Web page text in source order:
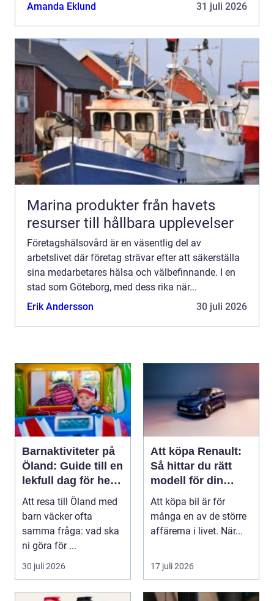
Amanda Eklund
31 juli 2026
Marina produkter från havets
resurser till hållbara upplevelser
Företagshälsovård är en väsentlig del av
arbetslivet där företag strävar efter att säkerställa
sina medarbetares hälsa och välbefinnande. I en
stad som Göteborg, med dess rika när...
Erik Andersson
30 juli 2026
Barnaktiviteter på
Öland: Guide till en
lekfull dag för hela
familjen
Att resa till Öland med
barn väcker ofta
samma fråga: vad ska
ni göra för ...
30 juli 2026
Att köpa Renault:
Så hittar du rätt
modell för din
vardag
Att köpa bil är för
många en av de större
affärerna i livet. När...
17 juli 2026